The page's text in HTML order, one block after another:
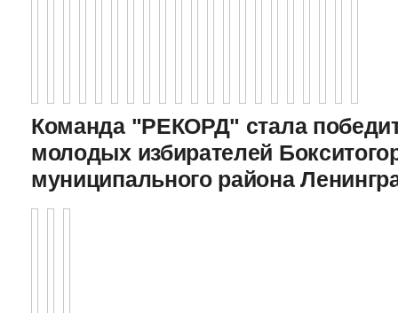
Команда "РЕКОРД" стала
молодых избирателей
муниципального района